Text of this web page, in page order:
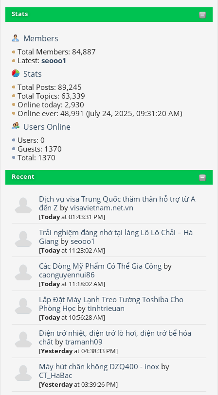
Stats
Members
Total Members: 84,887
Latest: seooo1
Stats
Total Posts: 89,245
Total Topics: 63,339
Online today: 2,930
Online ever: 48,991 (July 24, 2025, 09:31:20 AM)
Users Online
Users: 0
Guests: 1370
Total: 1370
Recent
Dịch vụ visa Trung Quốc thăm thân hỗ trợ từ A
đến Z byvisavietnam.net.vn
[Todayat 01:43:31 PM]
Trải nghiệm đáng nhớ tại làng Lô Lô Chải – Hà
Giang byseooo1
[Todayat 11:23:02 AM]
Các Dòng Mỹ Phẩm Có Thể Gia Công by
caonguyennui86
[Todayat 11:18:02 AM]
Lắp Đặt Máy Lạnh Treo Tường Toshiba Cho
Phòng Học bytinhtrieuan
[Todayat 10:56:28 AM]
Điện trở nhiệt, điện trở lò hơi, điện trở bể hóa
chất bytramanh09
[Yesterdayat 04:38:33 PM]
Máy hút chân không DZQ400 - inox by
CT_HaBac
[Yesterdayat 03:39:26 PM]